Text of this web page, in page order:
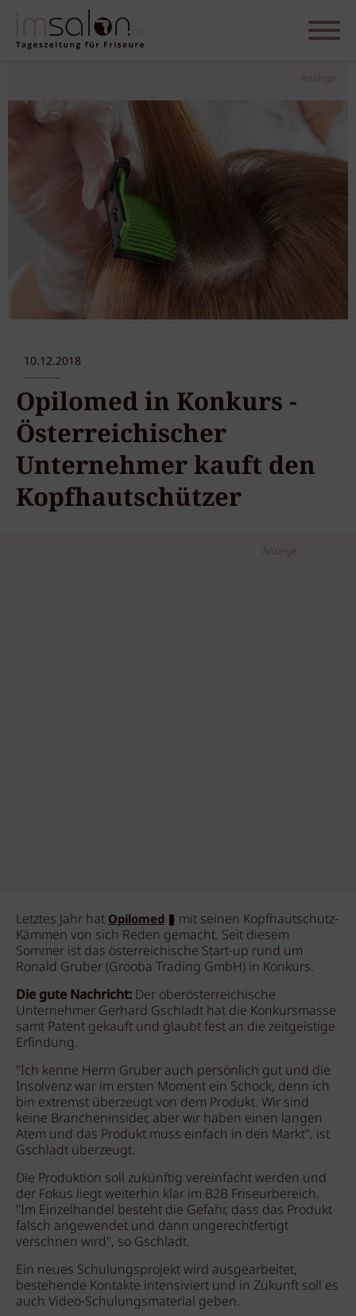
Anzeige
10.12.2018
Opilomed in Konkurs -
Österreichischer
Unternehmer kauft den
Kopfhautschützer
Anzeige
Letztes Jahr hatOpilomed
mit seinen Kopfhautschutz-
Kämmen von sich Reden gemacht. Seit diesem
Sommer ist das österreichische Start-up rund um
Ronald Gruber (Grooba Trading GmbH) in Konkurs.
Die gute Nachricht: Der oberösterreichische
Unternehmer Gerhard Gschladt hat die Konkursmasse
samt Patent gekauft und glaubt fest an die zeitgeistige
Erfindung.
"Ich kenne Herrn Gruber auch persönlich gut und die
Insolvenz war im ersten Moment ein Schock, denn ich
bin extremst überzeugt von dem Produkt. Wir sind
keine Brancheninsider, aber wir haben einen langen
Atem und das Produkt muss einfach in den Markt", ist
Gschladt überzeugt.
Die Produktion soll zukünftig vereinfacht werden und
der Fokus liegt weiterhin klar im B2B Friseurbereich.
"Im Einzelhandel besteht die Gefahr, dass das Produkt
falsch angewendet und dann ungerechtfertigt
verschrien wird", so Gschladt.
Ein neues Schulungsprojekt wird ausgearbeitet,
bestehende Kontakte intensiviert und in Zukunft soll es
auch Video-Schulungsmaterial geben.